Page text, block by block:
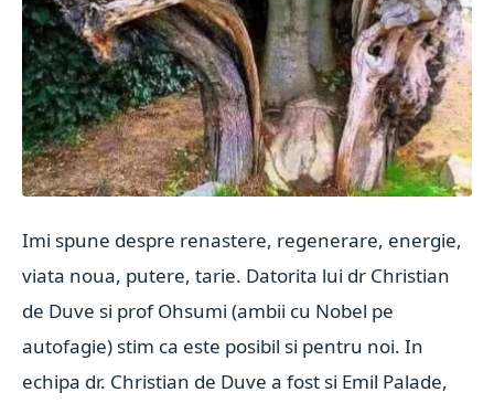
Imi spune despre renastere, regenerare, energie,
viata noua, putere, tarie. Datorita lui dr Christian
de Duve si prof Ohsumi (ambii cu Nobel pe
autofagie) stim ca este posibil si pentru noi. In
echipa dr. Christian de Duve a fost si Emil Palade,